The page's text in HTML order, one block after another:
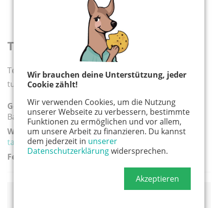
Wir brauchen deine Unterstützung, jeder
Cookie zählt!
Wir verwenden Cookies, um die Nutzung
unserer Webseite zu verbessern, bestimmte
Funktionen zu ermöglichen und vor allem,
um unsere Arbeit zu finanzieren. Du kannst
dem jederzeit in unserer
Datenschutzerklärungwidersprechen.
Akzeptieren
Förderung des Sprech- und Hörverhaltens
Erlernen von Wiegenliedern, Kinderliedern
Termine und Kosten
Termin und Buchung: tante-astrid.de/musik-und-
turnkurse/
Geeignete Altersgruppe(n):
Baby / Kleinkind
Weiterführender Link:
tante-astrid.de/musik-und-turnkurse/
Ferien: